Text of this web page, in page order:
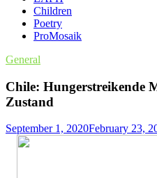
Children
Poetry
ProMosaik
General
Chile: Hungerstreikende
Zustand
September 1, 2020February 23,